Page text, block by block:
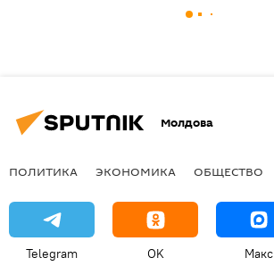
Молдова
ПОЛИТИКА ЭКОНОМИКА ОБЩЕСТВО
Telegram OK Макс